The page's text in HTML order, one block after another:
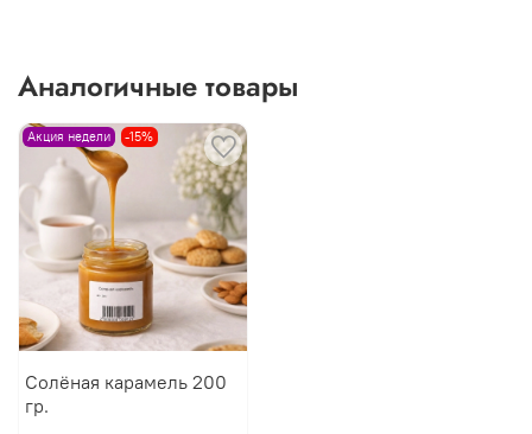
Аналогичные товары
Акция недели -15%
Солёная карамель 200
гр.